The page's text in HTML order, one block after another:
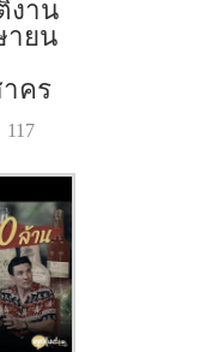
งาน
ายน
คร
117